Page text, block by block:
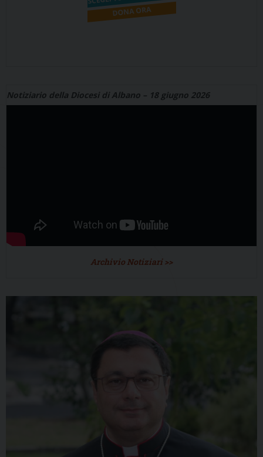
Notiziario della Diocesi di Albano – 18 giugno 2026
Archivio Notiziari >>